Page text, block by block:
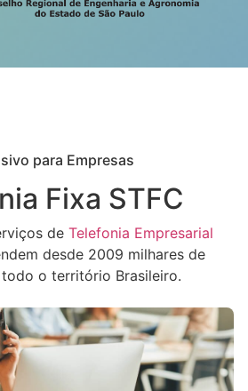
para Empresas
Fixa STFC
de Telefonia Empresarial
desde 2009 milhares de
todo o território Brasileiro.